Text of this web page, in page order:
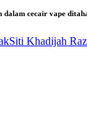
cecair vape
Siti Khadijah